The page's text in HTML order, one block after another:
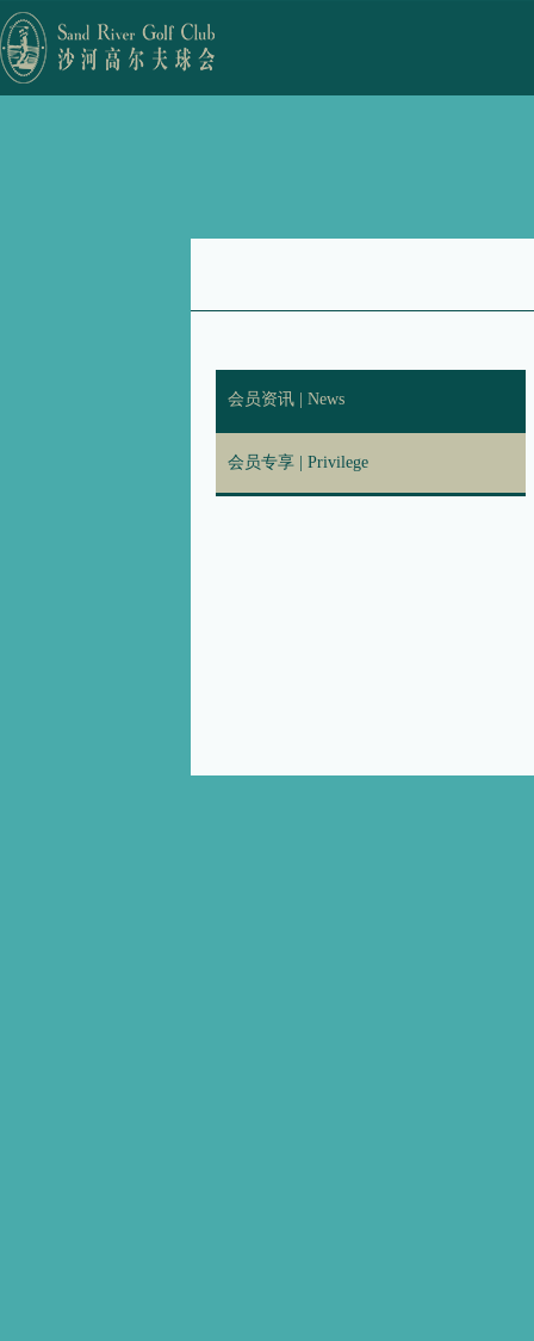
会员资讯 | News
会员专享 | Privilege